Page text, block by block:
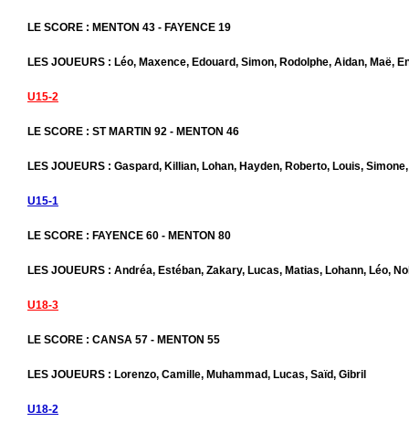
LE SCORE : MENTON 43 - FAYENCE 19
LES JOUEURS : Léo, Maxence, Edouard, Simon, Rodolphe, Aidan, Maë,
U15-2
LE SCORE : ST MARTIN 92 - MENTON 46
LES JOUEURS : Gaspard, Killian, Lohan, Hayden, Roberto, Louis,
U15-1
LE SCORE : FAYENCE 60 - MENTON 80
LES JOUEURS : Andréa, Estéban, Zakary, Lucas, Matias, Lohann, Léo,
U18-3
LE SCORE : CANSA 57 - MENTON 55
LES JOUEURS : Lorenzo, Camille, Muhammad, Lucas, Saïd, Gibril
U18-2